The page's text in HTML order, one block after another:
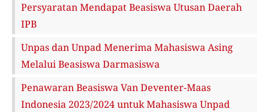
Persyaratan Mendapat Beasiswa Utusan Daerah
IPB
Unpas dan Unpad Menerima Mahasiswa Asing
Melalui Beasiswa Darmasiswa
Penawaran Beasiswa Van Deventer-Maas
Indonesia 2023/2024 untuk Mahasiswa Unpad